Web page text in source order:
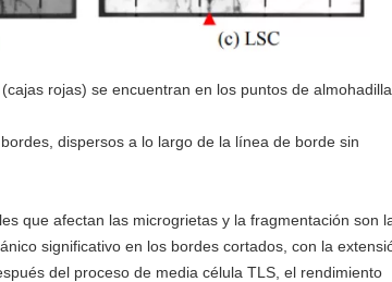
rojas) se encuentran en los puntos de
dispersos a lo largo de la línea de borde sin
que afectan las microgrietas y la fragmentación son
significativo en los bordes cortados, con la
del proceso de media célula TLS, el rendimiento